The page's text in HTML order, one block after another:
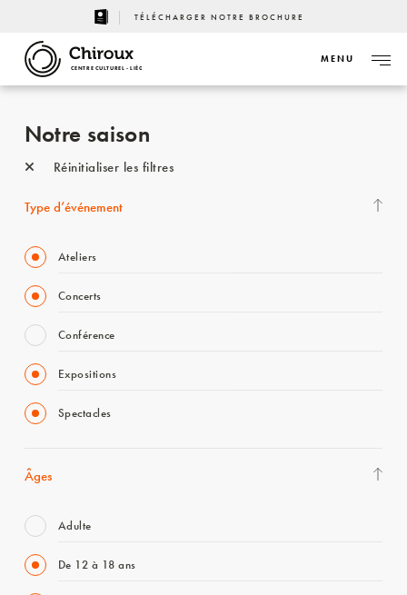
TÉLÉCHARGER NOTRE BROCHURE
CENTRE CULTUREL - LIÈGE
MENU
Notre saison
Réinitialiser les filtres
Type d’événement
Ateliers
Concerts
Conférence
Expositions
Spectacles
Âges
Adulte
De 12 à 18 ans